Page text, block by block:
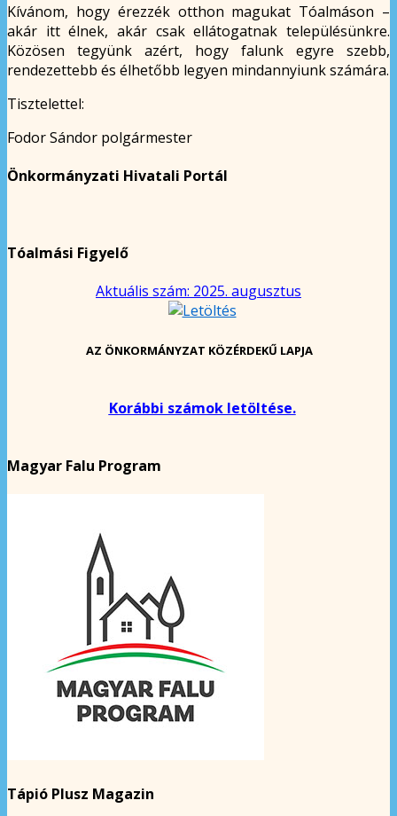
Kívánom, hogy érezzék otthon magukat Tóalmáson –
akár itt élnek, akár csak ellátogatnak településünkre.
Közösen tegyünk azért, hogy falunk egyre szebb,
rendezettebb és élhetőbb legyen mindannyiunk számára.
Tisztelettel:
Fodor Sándor polgármester
Önkormányzati Hivatali Portál
Tóalmási Figyelő
Aktuális szám: 2025. augusztus
AZ ÖNKORMÁNYZAT KÖZÉRDEKŰ LAPJA
Korábbi számok letöltése.
Magyar Falu Program
Tápió Plusz Magazin